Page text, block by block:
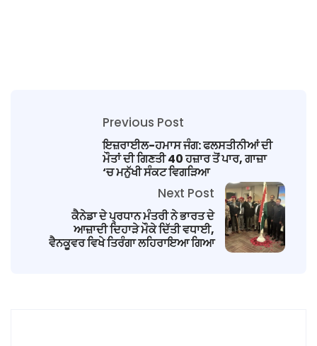
Previous Post
ਇਜ਼ਰਾਈਲ-ਹਮਾਸ ਜੰਗ: ਫਲਸਤੀਨੀਆਂ ਦੀ
ਮੌਤਾਂ ਦੀ ਗਿਣਤੀ 40 ਹਜ਼ਾਰ ਤੋਂ ਪਾਰ, ਗਾਜ਼ਾ
‘ਚ ਮਨੁੱਖੀ ਸੰਕਟ ਵਿਗੜਿਆ
Next Post
ਕੈਨੇਡਾ ਦੇ ਪ੍ਰਧਾਨ ਮੰਤਰੀ ਨੇ ਭਾਰਤ ਦੇ
ਆਜ਼ਾਦੀ ਦਿਹਾੜੇ ਮੌਕੇ ਦਿੱਤੀ ਵਧਾਈ,
ਵੈਨਕੂਵਰ ਵਿਖੇ ਤਿਰੰਗਾ ਲਹਿਰਾਇਆ ਗਿਆ